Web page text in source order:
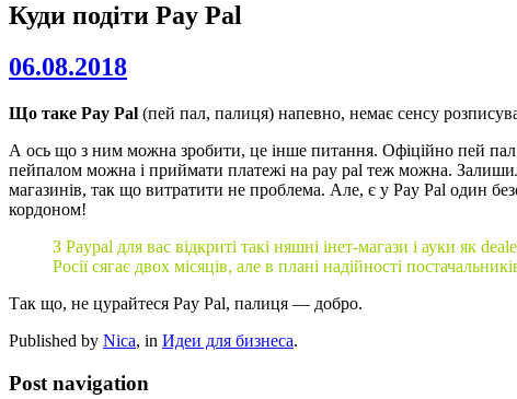
Куди подіти Pay Pal
06.08.2018
Що таке Pay Pal (пей пал, палиця) напевно, немає сенсу
А ось що з ним можна зробити, це інше питання. Офіційно пей пал
пейпалом можна і приймати платежі на pay pal теж можна.
магазинів, так що витратити не проблема. Але, є у Pay Pal один
кордоном!
З Paypal для вас відкриті такі няшні інет-магази і ауки як
Росії сягає двох місяців, але в плані надійності
Так що, не цурайтеся Pay Pal, палиця — добро.
Published by Nica, in Идеи для бизнеса.
Post navigation